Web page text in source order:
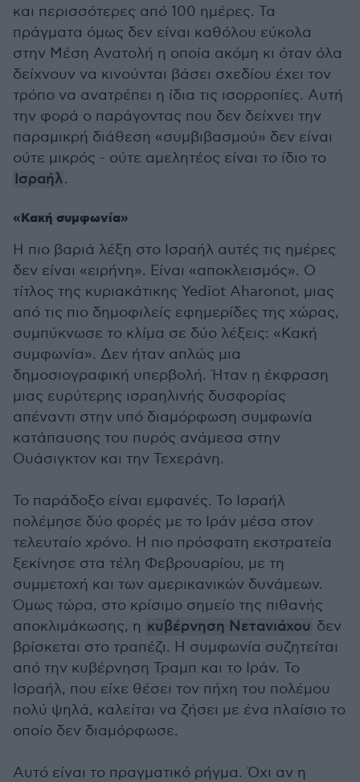
και περισσότερες από 100 ημέρες. Τα
πράγματα όμως δεν είναι καθόλου εύκολα
στην Μέση Ανατολή η οποία ακόμη κι όταν όλα
δείχνουν να κινούνται βάσει σχεδίου έχει τον
τρόπο να ανατρέπει η ίδια τις ισορροπίες. Αυτή
την φορά ο παράγοντας που δεν δείχνει την
παραμικρή διάθεση «συμβιβασμού» δεν είναι
ούτε μικρός - ούτε αμελητέος είναι το ίδιο το
Ισραήλ.
«Κακή συμφωνία»
Η πιο βαριά λέξη στο Ισραήλ αυτές τις ημέρες
δεν είναι «ειρήνη». Είναι «αποκλεισμός». Ο
τίτλος της κυριακάτικης Yediot Aharonot, μιας
από τις πιο δημοφιλείς εφημερίδες της χώρας,
συμπύκνωσε το κλίμα σε δύο λέξεις: «Κακή
συμφωνία». Δεν ήταν απλώς μια
δημοσιογραφική υπερβολή. Ήταν η έκφραση
μιας ευρύτερης ισραηλινής δυσφορίας
απέναντι στην υπό διαμόρφωση συμφωνία
κατάπαυσης του πυρός ανάμεσα στην
Ουάσιγκτον και την Τεχεράνη.
Το παράδοξο είναι εμφανές. Το Ισραήλ
πολέμησε δύο φορές με το Ιράν μέσα στον
τελευταίο χρόνο. Η πιο πρόσφατη εκστρατεία
ξεκίνησε στα τέλη Φεβρουαρίου, με τη
συμμετοχή και των αμερικανικών δυνάμεων.
Όμως τώρα, στο κρίσιμο σημείο της πιθανής
αποκλιμάκωσης, η κυβέρνηση Νετανιάχου δεν
βρίσκεται στο τραπέζι. Η συμφωνία συζητείται
από την κυβέρνηση Τραμπ και το Ιράν. Το
Ισραήλ, που είχε θέσει τον πήχη του πολέμου
πολύ ψηλά, καλείται να ζήσει με ένα πλαίσιο το
οποίο δεν διαμόρφωσε.
Αυτό είναι το πραγματικό ρήγμα. Όχι αν η